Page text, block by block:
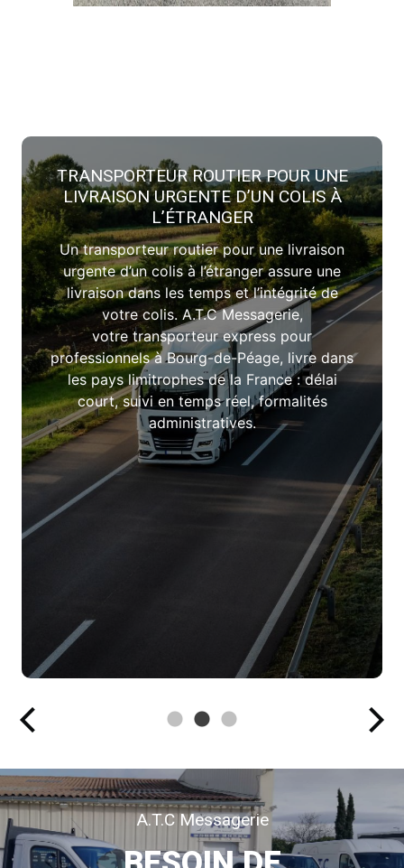
TRANSPORTEUR ROUTIER POUR UNE
LIVRAISON URGENTE D’UN COLIS À
L’ÉTRANGER
Un transporteur routier pour une livraison
urgente d’un colis à l’étranger assure une
livraison dans les temps et l’intégrité de
votre colis. A.T.C Messagerie,
votre transporteur express pour
professionnels à Bourg-de-Péage​, livre dans
les pays limitrophes de la France : délai
court, suivi en temps réel, formalités
administratives.
A.T.C Messagerie